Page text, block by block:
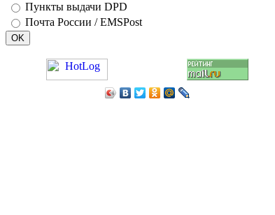
Пункты выдачи DPD
Почта России / EMSPost